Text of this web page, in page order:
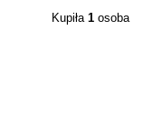
Kupiła 1 osoba